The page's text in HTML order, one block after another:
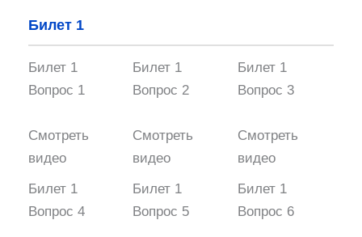
Билет 1
Билет 1
Вопрос 1
Смотреть
видео
Билет 1
Вопрос 2
Смотреть
видео
Билет 1
Вопрос 3
Смотреть
видео
Билет 1
Вопрос 4
Билет 1
Вопрос 5
Билет 1
Вопрос 6